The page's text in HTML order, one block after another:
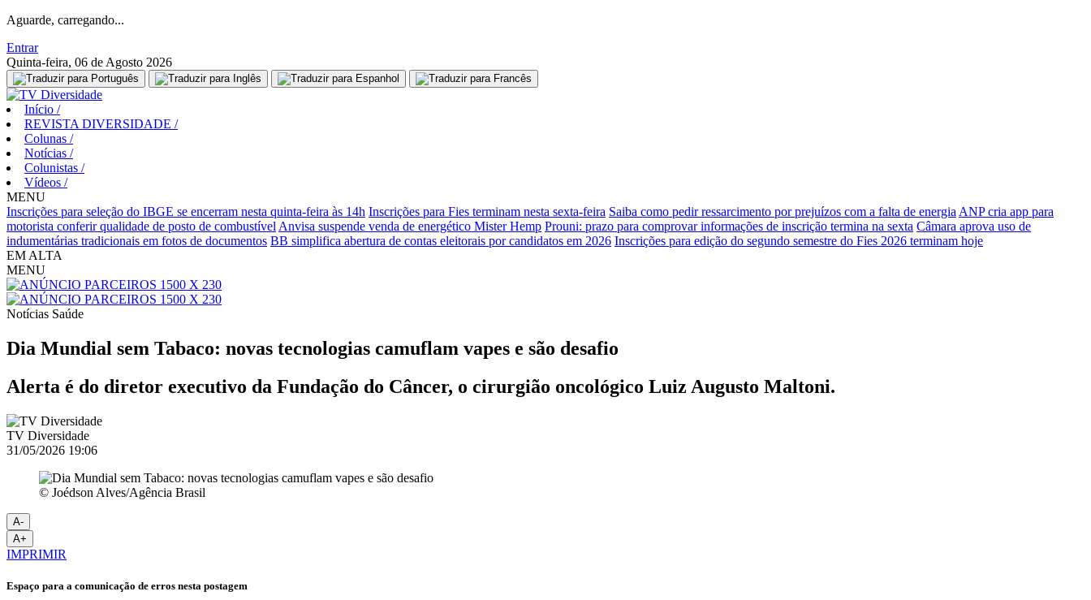
Aguarde, carregando...
Entrar
Quinta-feira, 06 de Agosto 2026
Início /
REVISTA DIVERSIDADE /
Colunas /
Notícias /
Colunistas /
Vídeos /
MENU
Inscrições para seleção do IBGE se encerram nesta quinta-feira às 14h Inscrições para Fies terminam nesta sexta-feira Saiba como pedir ressarcimento por prejuízos com a falta de energia ANP cria app para
motorista conferir qualidade de posto de combustível Anvisa suspende venda de energético Mister Hemp Prouni: prazo para comprovar informações de inscrição termina na sexta Câmara aprova uso de
indumentárias tradicionais em fotos de documentos BB simplifica abertura de contas eleitorais por candidatos em 2026 Inscrições para edição do segundo semestre do Fies 2026 terminam hoje
EM ALTA
MENU
Notícias Saúde
Dia Mundial sem Tabaco: novas tecnologias camuflam vapes e são desafio
Alerta é do diretor executivo da Fundação do Câncer, o cirurgião oncológico Luiz Augusto Maltoni.
TV Diversidade
31/05/2026 19:06
© Joédson Alves/Agência Brasil
A-
A+
IMPRIMIR
Espaço para a comunicação de erros nesta postagem